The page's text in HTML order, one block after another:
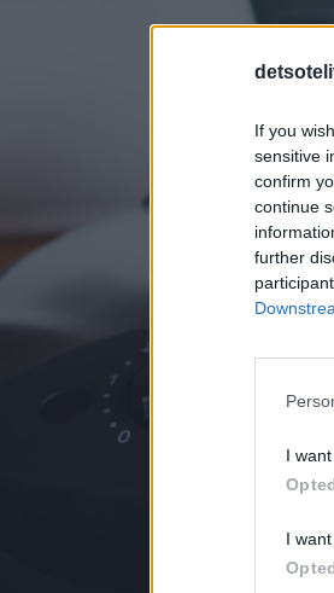
If you
sensitive
confirm
continue
further
I
I